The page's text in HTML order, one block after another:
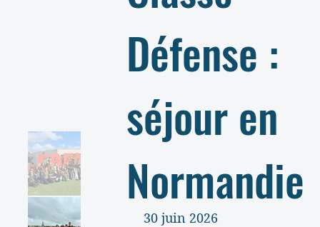
Défense :
séjour en
Normandie
30 juin 2026